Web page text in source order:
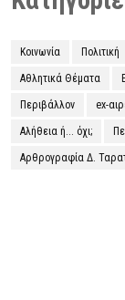
Κοινωνία Πολιτική
Αθλητικά Θέματα
Περιβάλλον ex-
Αλήθεια ή... όχι;
Αρθρογραφία Δ.